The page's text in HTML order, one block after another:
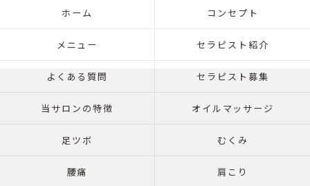
ホーム コンセプト
メニュー セラピスト紹介
よくある質問 セラピスト募集
当サロンの特徴 オイルマッサージ
足ツボ むくみ
腰痛 肩こり